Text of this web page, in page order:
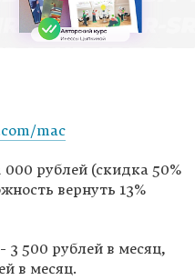
mac
000 рублей (скидка 50%
вернуть 13%
3 500 рублей в месяц,
в месяц.